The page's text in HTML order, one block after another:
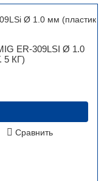
ER-309LSI Ø 1.0
КГ)
Сравнить